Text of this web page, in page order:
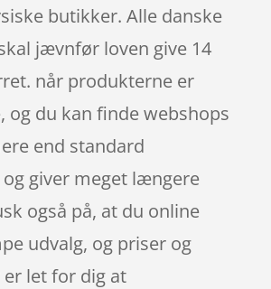
butikker. Alle danske
jævnfør loven give 14
når produkterne er
og du kan finde webshops
end standard
giver meget længere
også på, at du online
udvalg, og priser og
let for dig at